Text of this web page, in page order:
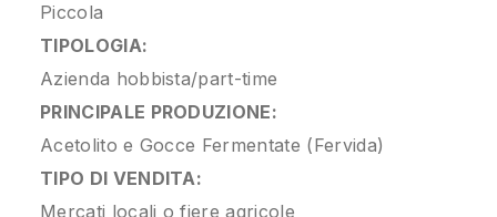
Piccola
TIPOLOGIA:
Azienda hobbista/part-time
PRINCIPALE PRODUZIONE:
Acetolito e Gocce Fermentate (Fervida)
TIPO DI VENDITA:
Mercati locali o fiere agricole